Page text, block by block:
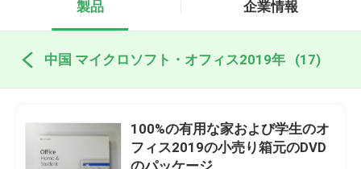
製品 企業情報
中国 マイクロソフト・オフィス2019年 (17)
100%の有用な家および学生のオ
フィス2019の小売り箱元のDVD
のパッケージ